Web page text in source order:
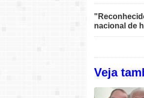
nacional de
Veja